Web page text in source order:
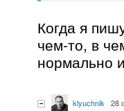
Когда я
чем-то, в
нормально
klyuchnik 28